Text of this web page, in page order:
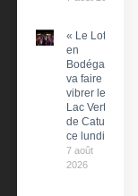
« Le Lot
en
Bodéga »
va faire
vibrer le
Lac Vert
de Catus
ce lundi
7 août
2026